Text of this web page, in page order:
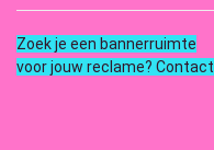
Zoek je een bannerruimte
voor jouw reclame? Contact